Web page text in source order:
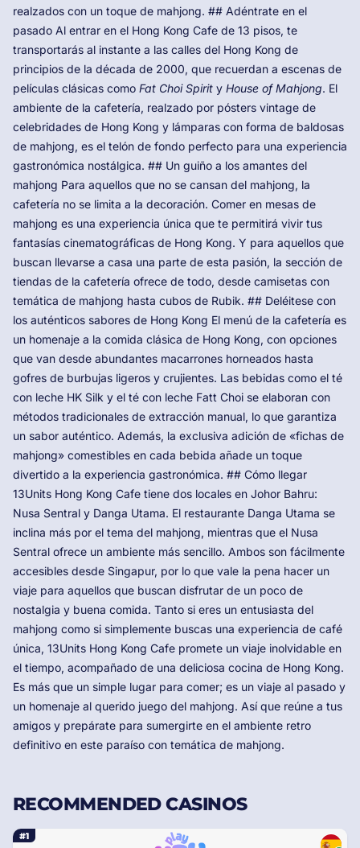
realzados con un toque de mahjong. ## Adéntrate en el
pasado Al entrar en el Hong Kong Cafe de 13 pisos, te
transportarás al instante a las calles del Hong Kong de
principios de la década de 2000, que recuerdan a escenas de
películas clásicas como Fat Choi Spirit y House of Mahjong. El
ambiente de la cafetería, realzado por pósters vintage de
celebridades de Hong Kong y lámparas con forma de baldosas
de mahjong, es el telón de fondo perfecto para una experiencia
gastronómica nostálgica. ## Un guiño a los amantes del
mahjong Para aquellos que no se cansan del mahjong, la
cafetería no se limita a la decoración. Comer en mesas de
mahjong es una experiencia única que te permitirá vivir tus
fantasías cinematográficas de Hong Kong. Y para aquellos que
buscan llevarse a casa una parte de esta pasión, la sección de
tiendas de la cafetería ofrece de todo, desde camisetas con
temática de mahjong hasta cubos de Rubik. ## Deléitese con
los auténticos sabores de Hong Kong El menú de la cafetería es
un homenaje a la comida clásica de Hong Kong, con opciones
que van desde abundantes macarrones horneados hasta
gofres de burbujas ligeros y crujientes. Las bebidas como el té
con leche HK Silk y el té con leche Fatt Choi se elaboran con
métodos tradicionales de extracción manual, lo que garantiza
un sabor auténtico. Además, la exclusiva adición de «fichas de
mahjong» comestibles en cada bebida añade un toque
divertido a la experiencia gastronómica. ## Cómo llegar
13Units Hong Kong Cafe tiene dos locales en Johor Bahru:
Nusa Sentral y Danga Utama. El restaurante Danga Utama se
inclina más por el tema del mahjong, mientras que el Nusa
Sentral ofrece un ambiente más sencillo. Ambos son fácilmente
accesibles desde Singapur, por lo que vale la pena hacer un
viaje para aquellos que buscan disfrutar de un poco de
nostalgia y buena comida. Tanto si eres un entusiasta del
mahjong como si simplemente buscas una experiencia de café
única, 13Units Hong Kong Cafe promete un viaje inolvidable en
el tiempo, acompañado de una deliciosa cocina de Hong Kong.
Es más que un simple lugar para comer; es un viaje al pasado y
un homenaje al querido juego del mahjong. Así que reúne a tus
amigos y prepárate para sumergirte en el ambiente retro
definitivo en este paraíso con temática de mahjong.
RECOMMENDED CASINOS
#1